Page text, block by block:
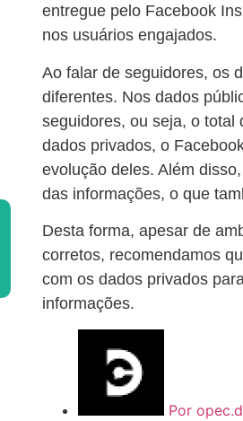
entregue pelo Facebook
nos usuários engajados.
Ao falar de seguidores, os
diferentes. Nos dados
seguidores, ou seja, o total
dados privados, o
evolução deles. Além
das informações, o que
Desta forma, apesar de
corretos, recomendamos
com os dados privados
informações.
Por